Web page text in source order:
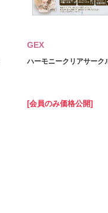
GEX
ハーモニークリアサーク
[会員のみ価格公開]